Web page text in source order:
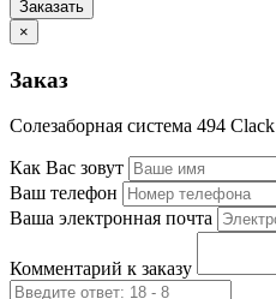
Заказать
×
Заказ
Солезаборная система 494 Clack
Как Вас зовут
Ваш телефон
Ваша электронная почта
Комментарий к заказу